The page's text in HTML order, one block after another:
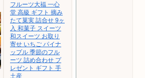
フルーツ大福 一心
堂 高級 ギフト 摘み
たて菓実 詰合せ 9ヶ
入 和菓子 スイーツ
和スイーツ お取り
寄せ いちご パイナ
ップル 季節のフル
ーツ 詰め合わせ プ
レゼント ギフト 手
土産